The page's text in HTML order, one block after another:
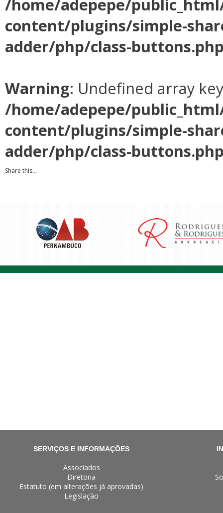
/home/adepepe/
content/plugins/simple-
adder/php/class-
Warning: Undefined array
/home/adepepe/
content/plugins/simple-
adder/php/class-
Share this...
SERVIÇOS E INFORMAÇÕES
Associados
Diretoria
Estatuto (em alterações já aprovadas)
Legislação